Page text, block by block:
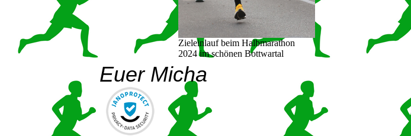
Zieleinlauf beim Halbmarathon
2024 im schönen Bottwartal
Euer Micha